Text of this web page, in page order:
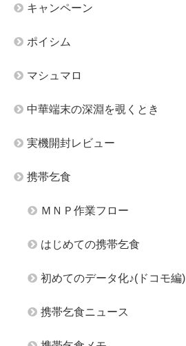
キャンペーン
ポイシム
マシュマロ
中華端末の深淵を覗くとき
実機開封レビュー
携帯乞食
ＭＮＰ作業フロー
はじめての携帯乞食
初めてのデータ化♪(ドコモ編)
携帯乞食ニュース